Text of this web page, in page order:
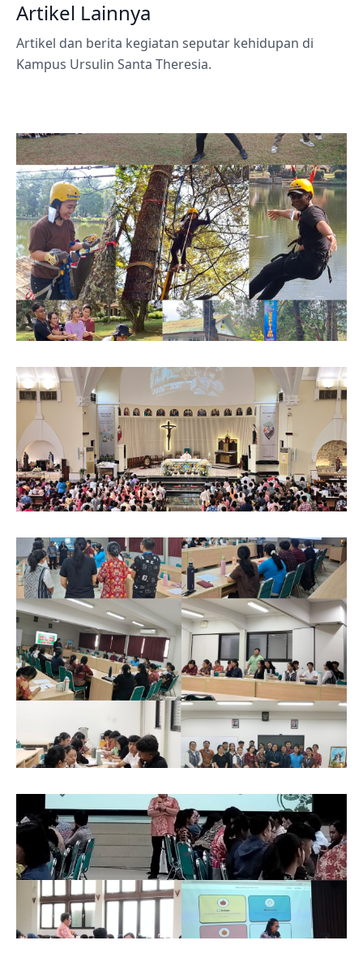
Artikel Lainnya
Artikel dan berita kegiatan seputar kehidupan di
Kampus Ursulin Santa Theresia.